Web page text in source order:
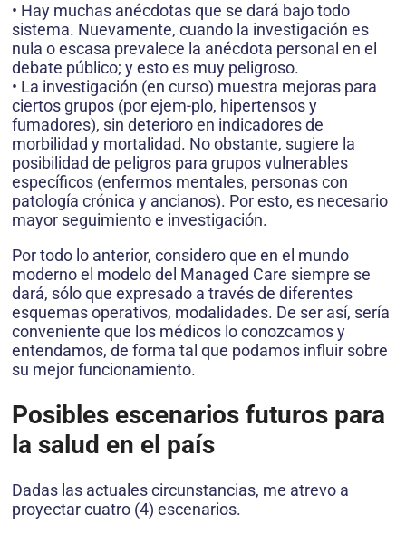
• Hay muchas anécdotas que se dará bajo todo
sistema. Nuevamente, cuando la investigación es
nula o escasa prevalece la anécdota personal en el
debate público; y esto es muy peligroso.
• La investigación (en curso) muestra mejoras para
ciertos grupos (por ejem-plo, hipertensos y
fumadores), sin deterioro en indicadores de
morbilidad y mortalidad. No obstante, sugiere la
posibilidad de peligros para grupos vulnerables
específicos (enfermos mentales, personas con
patología crónica y ancianos). Por esto, es necesario
mayor seguimiento e investigación.
Por todo lo anterior, considero que en el mundo
moderno el modelo del Managed Care siempre se
dará, sólo que expresado a través de diferentes
esquemas operativos, modalidades. De ser así, sería
conveniente que los médicos lo conozcamos y
entendamos, de forma tal que podamos influir sobre
su mejor funcionamiento.
Posibles escenarios futuros para
la salud en el país
Dadas las actuales circunstancias, me atrevo a
proyectar cuatro (4) escenarios.